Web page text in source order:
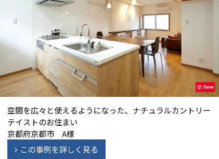
Save
空間を広々と使えるようになった、ナチュラルカントリー
テイストのお住まい
京都府京都市 A様
この事例を詳しく見る